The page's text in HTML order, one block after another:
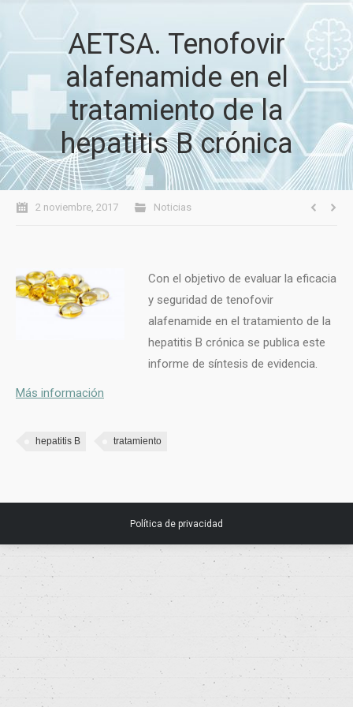
AETSA. Tenofovir
alafenamide en el
tratamiento de la
hepatitis B crónica
2 noviembre, 2017 Noticias
Con el objetivo de evaluar la eficacia
y seguridad de tenofovir
alafenamide en el tratamiento de la
hepatitis B crónica se publica este
informe de síntesis de evidencia.
Más información
hepatitis B tratamiento
Política de privacidad